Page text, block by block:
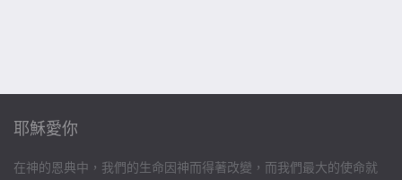
耶穌愛你
在神的恩典中，我們的生命因神而得著改變，而我們最大的使命就